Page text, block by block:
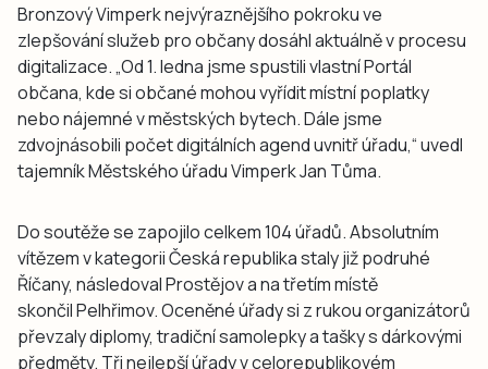
Bronzový Vimperk nejvýraznějšího pokroku ve
zlepšování služeb pro občany dosáhl aktuálně v procesu
digitalizace. „Od 1. ledna jsme spustili vlastní Portál
občana, kde si občané mohou vyřídit místní poplatky
nebo nájemné v městských bytech. Dále jsme
zdvojnásobili počet digitálních agend uvnitř úřadu,“ uvedl
tajemník Městského úřadu Vimperk Jan Tůma.
Do soutěže se zapojilo celkem 104 úřadů. Absolutním
vítězem v kategorii Česká republika staly již podruhé
Říčany, následoval Prostějov a na třetím místě
skončil Pelhřimov. Oceněné úřady si z rukou organizátorů
převzaly diplomy, tradiční samolepky a tašky s dárkovými
předměty. Tři nejlepší úřady v celorepublikovém